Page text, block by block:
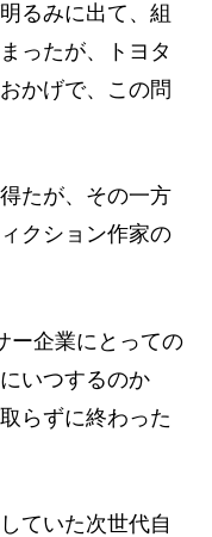
るみに出て、組
ったが、トヨタ
かげで、この問
たが、その一方
クション作家の
ー企業にとっての
いつするのか
らずに終わった
ていた次世代自